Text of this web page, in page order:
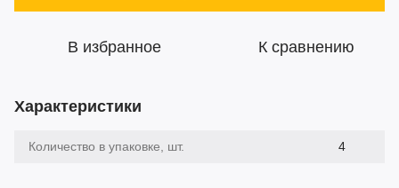
В избранное К сравнению
Характеристики
Количество в упаковке, шт. 4